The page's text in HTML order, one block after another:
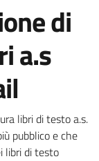
di
a.s
libri di testo a.s.
pubblico e che
libri di testo